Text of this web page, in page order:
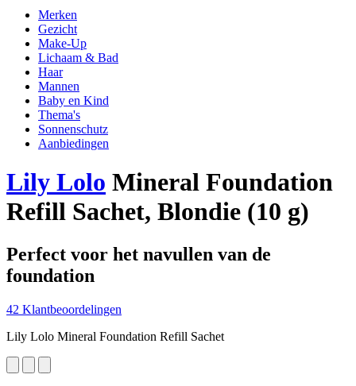
Merken
Gezicht
Make-Up
Lichaam & Bad
Haar
Mannen
Baby en Kind
Thema's
Sonnenschutz
Aanbiedingen
Lily Lolo Mineral Foundation
Refill Sachet, Blondie (10 g)
Perfect voor het navullen van de
foundation
42 Klantbeoordelingen
Lily Lolo Mineral Foundation Refill Sachet